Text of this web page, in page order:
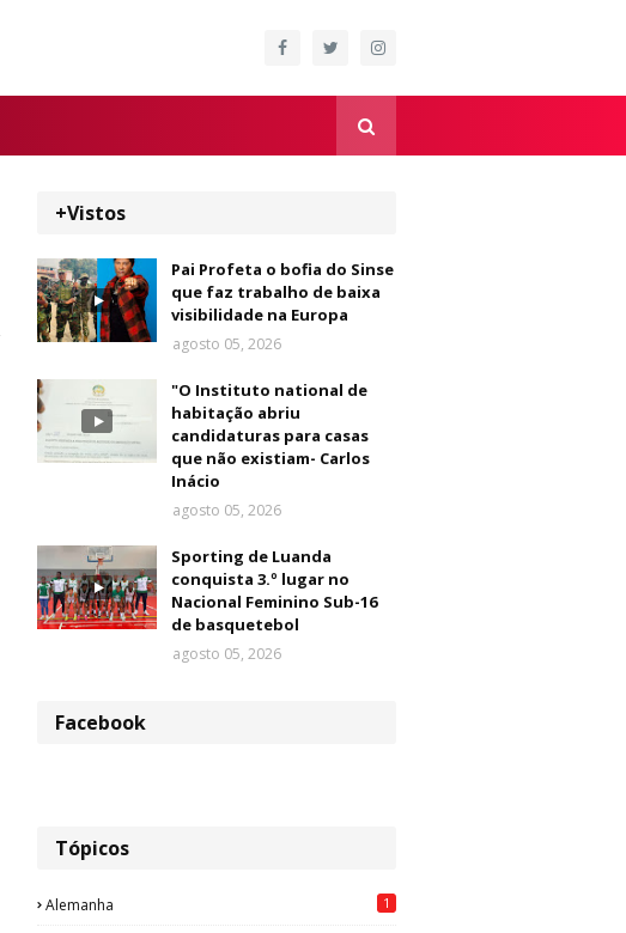
+Vistos
Pai Profeta o bofia do Sinse
que faz trabalho de baixa
visibilidade na Europa
agosto 05, 2026
"O Instituto national de
habitação abriu
candidaturas para casas
que não existiam- Carlos
Inácio
agosto 05, 2026
Sporting de Luanda
conquista 3.º lugar no
Nacional Feminino Sub-16
de basquetebol
agosto 05, 2026
Facebook
Tópicos
Alemanha 1